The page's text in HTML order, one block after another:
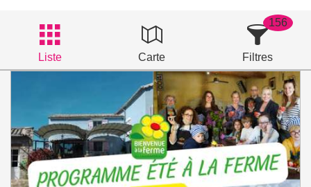
Liste Carte Filtres
156